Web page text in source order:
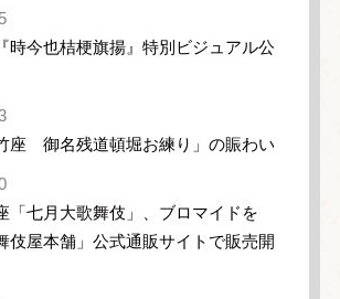
時今也桔梗旗揚』特別ビジュアル公
座 御名残道頓堀お練り」の賑わい
「七月大歌舞伎」、ブロマイドを
伎屋本舗」公式通販サイトで販売開